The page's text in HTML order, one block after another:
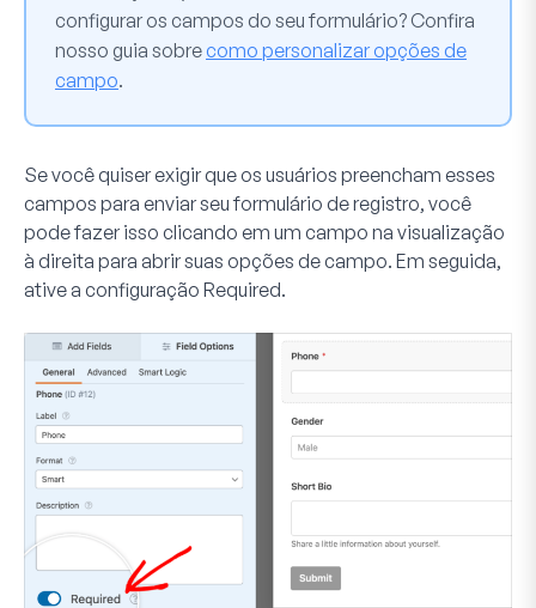
configurar os campos do seu formulário? Confira
nosso guia sobrecomo personalizar opções de
campo.
Se você quiser exigir que os usuários preencham esses
campos para enviar seu formulário de registro, você
pode fazer isso clicando em um campo na visualização
à direita para abrir suas opções de campo. Em seguida,
ative a configuração Required.